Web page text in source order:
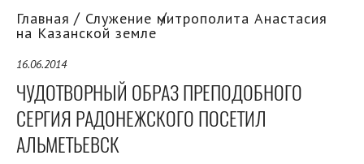
Главная Служение митрополита Анастасия
на Казанской земле
16.06.2014
ЧУДОТВОРНЫЙ ОБРАЗ ПРЕПОДОБНОГО
СЕРГИЯ РАДОНЕЖСКОГО ПОСЕТИЛ
АЛЬМЕТЬЕВСК